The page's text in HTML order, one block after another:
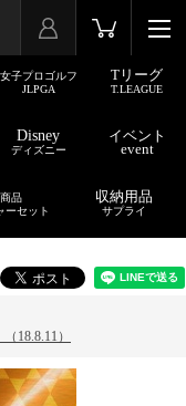
女子プロゴルフ
JLPGA
Tリーグ
T.LEAGUE
Disney
ディズニー
イベント
event
品
ーセット
収納用品
サプライ
18.8.11）